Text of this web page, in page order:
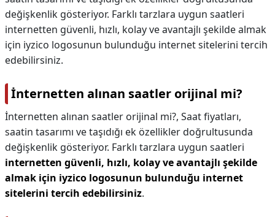
değişkenlik gösteriyor. Farklı tarzlara uygun saatleri
internetten güvenli, hızlı, kolay ve avantajlı şekilde almak
için iyzico logosunun bulunduğu internet sitelerini tercih
edebilirsiniz.
İnternetten alınan saatler orijinal mi?
İnternetten alınan saatler orijinal mi?, Saat fiyatları,
saatin tasarımı ve taşıdığı ek özellikler doğrultusunda
değişkenlik gösteriyor. Farklı tarzlara uygun saatleri
internetten güvenli, hızlı, kolay ve avantajlı şekilde
almak için iyzico logosunun bulunduğu internet
sitelerini tercih edebilirsiniz.